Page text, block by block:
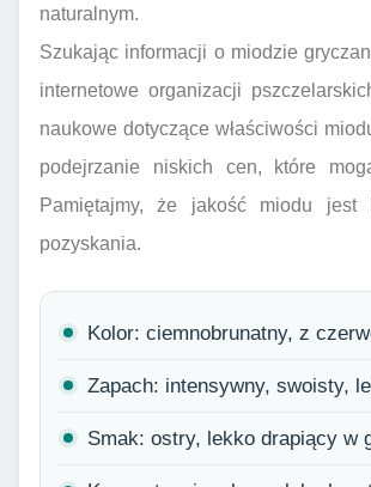
naturalnym.
Szukając informacji o miodzie
internetowe organizacji
naukowe dotyczące właściwości
podejrzanie niskich cen, które
Pamiętajmy, że jakość miodu jest
pozyskania.
Kolor: ciemnobrunatny, z
Zapach: intensywny, swoisty,
Smak: ostry, lekko drapiący w